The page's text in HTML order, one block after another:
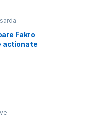
Fakro
actionate